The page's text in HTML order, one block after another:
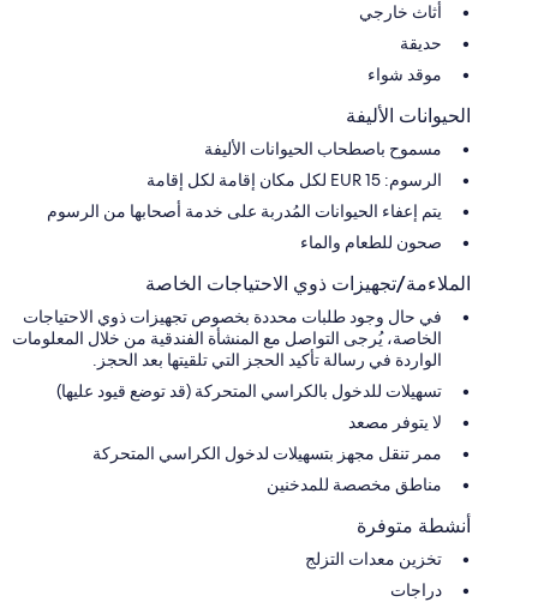
أثاث خارجي
حديقة
موقد شواء
الحيوانات الأليفة
مسموح باصطحاب الحيوانات الأليفة
الرسوم: EUR 15 لكل مكان إقامة لكل إقامة
يتم إعفاء الحيوانات المُدربة على خدمة أصحابها من الرسوم
صحون للطعام والماء
الملاءمة/تجهيزات ذوي الاحتياجات الخاصة
في حال وجود طلبات محددة بخصوص تجهيزات ذوي الاحتياجات
الخاصة، يُرجى التواصل مع المنشأة الفندقية من خلال المعلومات
الواردة في رسالة تأكيد الحجز التي تلقيتها بعد الحجز.
تسهيلات للدخول بالكراسي المتحركة (قد توضع قيود عليها)
لا يتوفر مصعد
ممر تنقل مجهز بتسهيلات لدخول الكراسي المتحركة
مناطق مخصصة للمدخنين
أنشطة متوفرة
تخزين معدات التزلج
دراجات